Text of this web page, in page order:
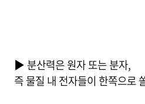
▶ 분산력은 원자 또는 분자,
즉 물질 내 전자들이 한쪽으로